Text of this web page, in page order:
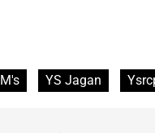
YS Jagan